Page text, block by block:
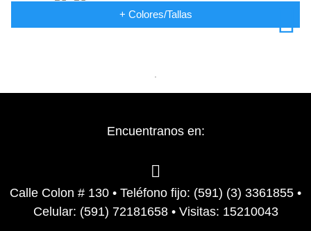
+ Colores/Tallas
Encuentranos en:
Calle Colon # 130 • Teléfono fijo: (591) (3) 3361855 •
Celular: (591) 72181658 • Visitas: 15210043